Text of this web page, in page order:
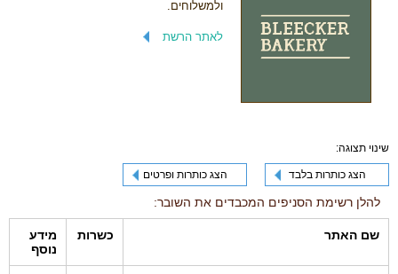
ולמשלוחים.
לאתר הרשת
שינוי תצוגה:
הצג כותרות בלבד הצג כותרות ופרטים
להלן רשימת הסניפים המכבדים את השובר:
שם האתר כשרות
מידע
נוסף